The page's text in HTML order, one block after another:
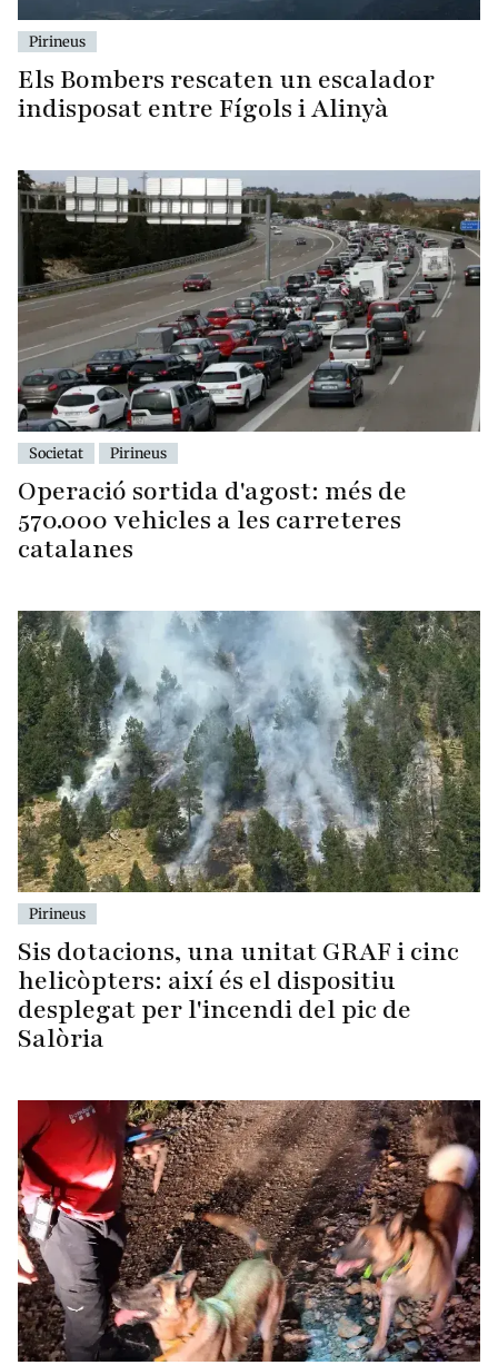
Pirineus
Els Bombers rescaten un escalador
indisposat entre Fígols i Alinyà
Societat Pirineus
Operació sortida d'agost: més de
570.000 vehicles a les carreteres
catalanes
Pirineus
Sis dotacions, una unitat GRAF i cinc
helicòpters: així és el dispositiu
desplegat per l'incendi del pic de
Salòria